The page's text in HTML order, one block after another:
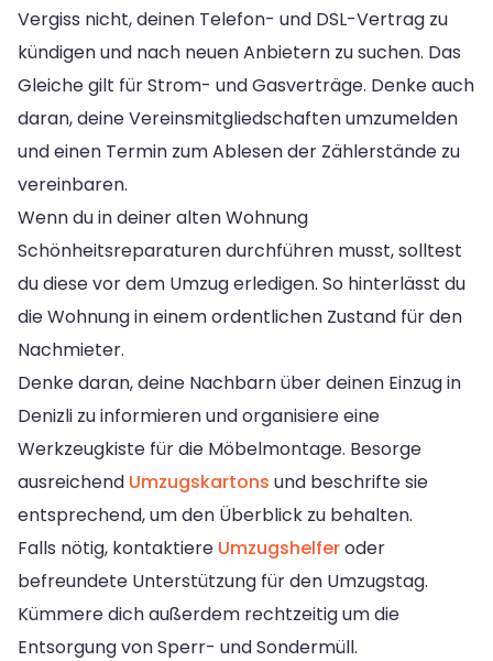
Vergiss nicht, deinen Telefon- und DSL-Vertrag zu
kündigen und nach neuen Anbietern zu suchen. Das
Gleiche gilt für Strom- und Gasverträge. Denke auch
daran, deine Vereinsmitgliedschaften umzumelden
und einen Termin zum Ablesen der Zählerstände zu
vereinbaren.
Wenn du in deiner alten Wohnung
Schönheitsreparaturen durchführen musst, solltest
du diese vor dem Umzug erledigen. So hinterlässt du
die Wohnung in einem ordentlichen Zustand für den
Nachmieter.
Denke daran, deine Nachbarn über deinen Einzug in
Denizli zu informieren und organisiere eine
Werkzeugkiste für die Möbelmontage. Besorge
ausreichend Umzugskartons und beschrifte sie
entsprechend, um den Überblick zu behalten.
Falls nötig, kontaktiere Umzugshelferoder
befreundete Unterstützung für den Umzugstag.
Kümmere dich außerdem rechtzeitig um die
Entsorgung von Sperr- und Sondermüll.